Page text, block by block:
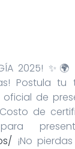
Postula
de
de
¡No